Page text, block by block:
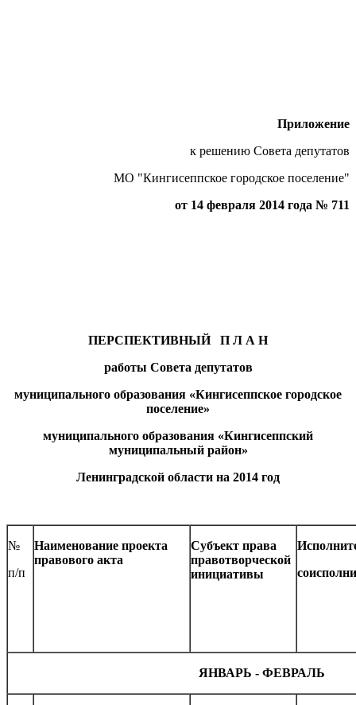
Приложение
к решению Совета депутатов
МО "Кингисеппское городское поселение"
от 14 февраля 2014 года № 711
ПЕРСПЕКТИВНЫЙ П Л А Н
работы Совета депутатов
муниципального образования «Кингисеппское городское
поселение»
муниципального образования «Кингисеппский
муниципальный район»
Ленинградской области на 2014 год
№
п/п
Наименование проекта
правового акта
Субъект права
правотворческой
инициативы
ЯНВАРЬ - ФЕВРАЛЬ